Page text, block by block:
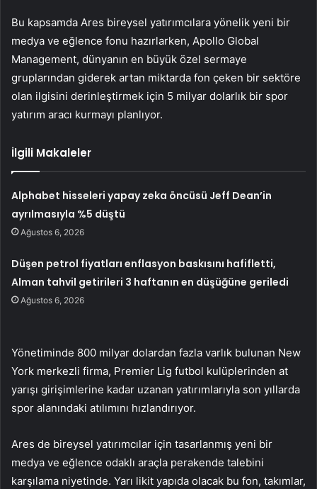
Bu kapsamda Ares bireysel yatırımcılara yönelik yeni bir
medya ve eğlence fonu hazırlarken, Apollo Global
Management, dünyanın en büyük özel sermaye
gruplarından giderek artan miktarda fon çeken bir sektöre
olan ilgisini derinleştirmek için 5 milyar dolarlık bir spor
yatırım aracı kurmayı planlıyor.
İlgili Makaleler
Alphabet hisseleri yapay zeka öncüsü Jeff Dean’in
ayrılmasıyla %5 düştü
Ağustos 6, 2026
Düşen petrol fiyatları enflasyon baskısını hafifletti,
Alman tahvil getirileri 3 haftanın en düşüğüne geriledi
Ağustos 6, 2026
Yönetiminde 800 milyar dolardan fazla varlık bulunan New
York merkezli firma, Premier Lig futbol kulüplerinden at
yarışı girişimlerine kadar uzanan yatırımlarıyla son yıllarda
spor alanındaki atılımını hızlandırıyor.
Ares de bireysel yatırımcılar için tasarlanmış yeni bir
medya ve eğlence odaklı araçla perakende talebini
karşılama niyetinde. Yarı likit yapıda olacak bu fon, takımlar,